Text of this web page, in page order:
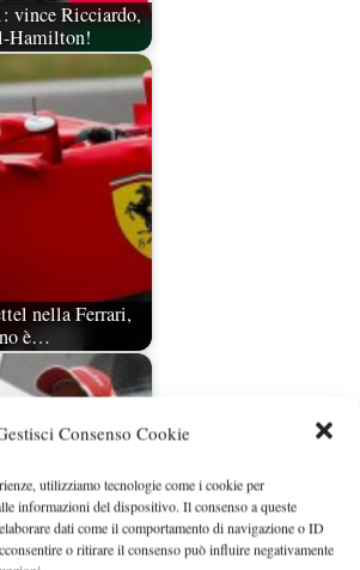
Consenso Cookie
utilizziamo tecnologie come i cookie per
informazioni del dispositivo. Il consenso a queste
dati come il comportamento di navigazione o ID
o ritirare il consenso può influire negativamente
vince Ricciardo,
Hamilton!
nella Ferrari,
è…